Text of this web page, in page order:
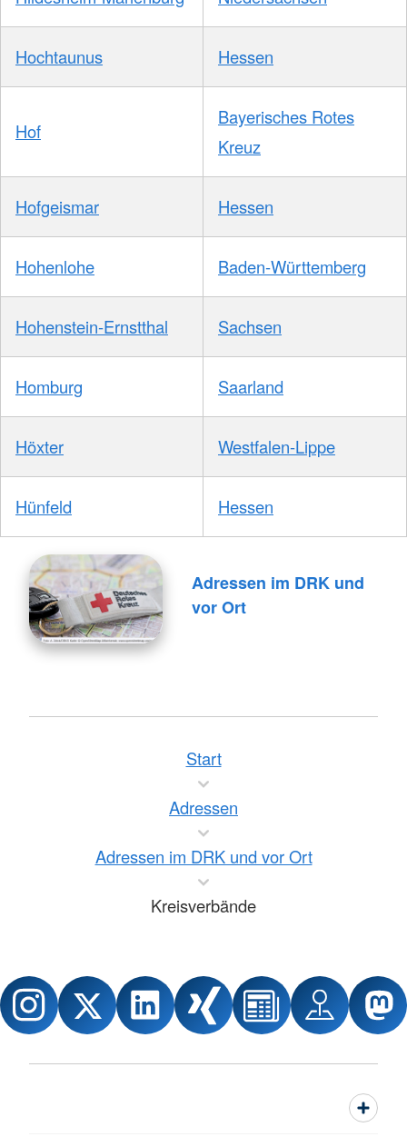
Hochtaunus Hessen
Hof
Bayerisches Rotes
Kreuz
Hofgeismar Hessen
Hohenlohe Baden-Württemberg
Hohenstein-Ernstthal Sachsen
Homburg Saarland
Höxter Westfalen-Lippe
Hünfeld Hessen
Adressen im DRK und
vor Ort
Start
Adressen
Adressen im DRK und vor Ort
Kreisverbände